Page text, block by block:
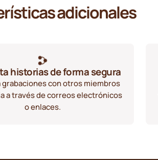
adicionales
historias de forma segura
grabaciones con otros miembros
a través de correos electrónicos
o enlaces.